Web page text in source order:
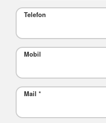
Telefon
Mobil
Mail *